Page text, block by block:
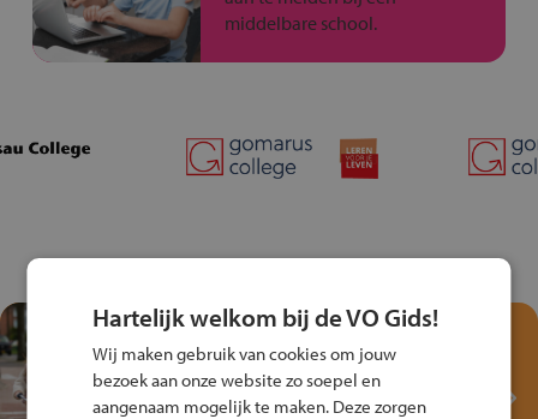
middelbare school.
Test je kennis met het
Fiets Veilig
Verkeersspel!
Hartelijk welkom bij de VO Gids!
Wij maken gebruik van cookies om jouw
bezoek aan onze website zo soepel en
aangenaam mogelijk te maken. Deze zorgen